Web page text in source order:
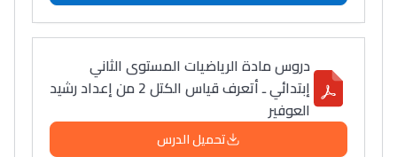
دروس مادة الرياضيات المستوى الثاني
إبتدائي ـ أتعرف قياس الكتل 2 من إعداد رشيد
العوفير
تحميل الدرس